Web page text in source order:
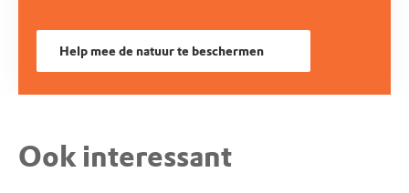
Help mee de natuur te beschermen
Ook interessant